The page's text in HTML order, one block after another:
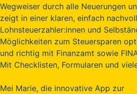
Wegweiser durch alle Neuerungen
zeigt in einer klaren, einfach
Lohnsteuerzahler:innen und
Möglichkeiten zum Steuersparen
und richtig mit Finanzamt sowie
Mit Checklisten, Formularen und
Mei Marie, die innovative App zur